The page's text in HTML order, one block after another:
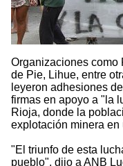
Organizaciones como
de Pie, Lihue, entre
leyeron adhesiones
firmas en apoyo a "la
Rioja, donde la
explotación minera en
"El triunfo de esta
pueblo", dijo a ANB